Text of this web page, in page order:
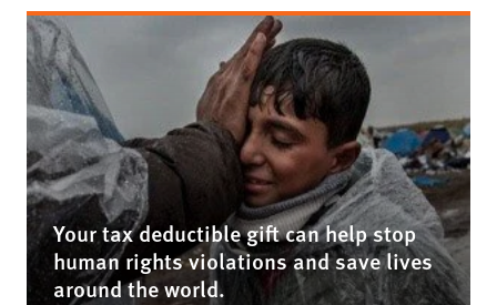
Your tax deductible gift can help stop
human rights violations and save lives
around the world.